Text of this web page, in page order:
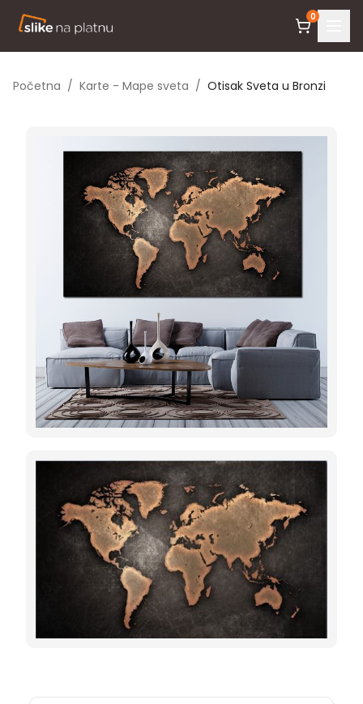
0
Početna / Karte - Mape sveta / Otisak Sveta u Bronzi